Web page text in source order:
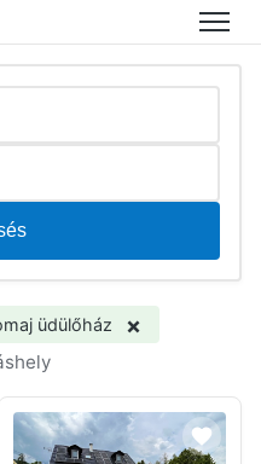
Menü
üdülőház ×